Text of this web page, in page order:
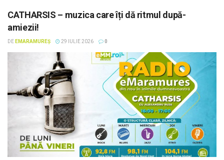
CATHARSIS – muzica care îți dă ritmul după-
amiezii!
DE EMARAMUREȘ 29 IULIE 2026 0